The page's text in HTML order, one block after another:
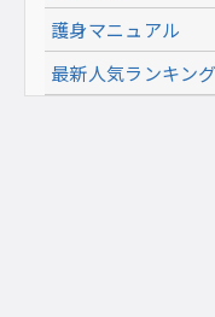
護身マニュアル
最新人気ランキング